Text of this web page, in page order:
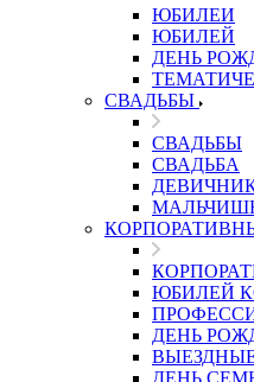
ЮБИЛЕИ
ЮБИЛЕЙ
ДЕНЬ
СВАДЬБЫ
СВАДЬБЫ
СВАДЬБА
ЮБИЛЕЙ
ДЕНЬ